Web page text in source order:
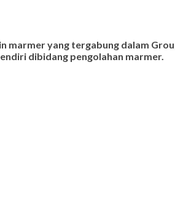
marmer yang tergabung dalam
dibidang pengolahan marmer.